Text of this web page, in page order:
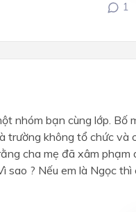
1
nhóm bạn cùng lớp. Bố
trường không tổ chức và
cha mẹ đã xâm phạm
sao ? Nếu em là Ngọc thì